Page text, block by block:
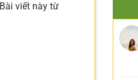
viết này từ